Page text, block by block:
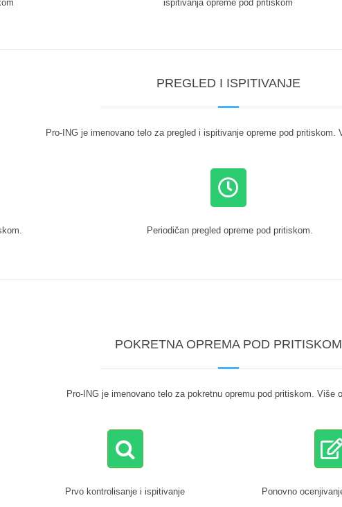
ispitivanja opreme pod pritiskom
PREGLED I ISPITIVANJE
Pro-ING je imenovano telo za pregled i ispitivanje opreme pod pritiskom.
Periodičan pregled opreme pod pritiskom.
POKRETNA OPREMA POD PRITISKOM
Pro-ING je imenovano telo za pokretnu opremu pod pritiskom. Više
Prvo kontrolisanje i ispitivanje Ponovno